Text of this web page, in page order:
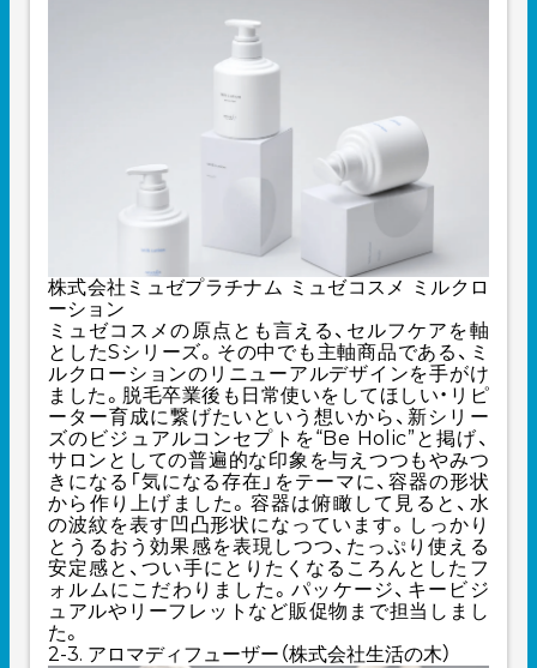
株式会社ミュゼプラチナム ミュゼコスメ ミルクロ
ーション
ミュゼコスメの原点とも言える、セルフケアを軸
としたSシリーズ。その中でも主軸商品である、ミ
ルクローションのリニューアルデザインを手がけ
ました。脱毛卒業後も日常使いをしてほしい・リピ
ーター育成に繋げたいという想いから、新シリー
ズのビジュアルコンセプトを“Be Holic”と掲げ、
サロンとしての普遍的な印象を与えつつもやみつ
きになる「気になる存在」をテーマに、容器の形状
から作り上げました。容器は俯瞰して見ると、水
の波紋を表す凹凸形状になっています。しっかり
とうるおう効果感を表現しつつ、たっぷり使える
安定感と、つい手にとりたくなるころんとしたフ
ォルムにこだわりました。パッケージ、キービジ
ュアルやリーフレットなど販促物まで担当しまし
た。
2-3. アロマディフューザー（株式会社生活の木）